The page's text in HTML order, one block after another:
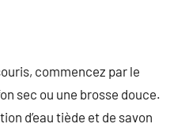
commencez par le
sec ou une brosse douce.
d’eau tiède et de savon